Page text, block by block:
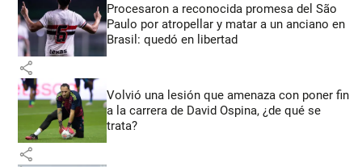
Procesaron a reconocida promesa del São
Paulo por atropellar y matar a un anciano en
Brasil: quedó en libertad
share
Volvió una lesión que amenaza con poner fin
a la carrera de David Ospina, ¿de qué se
trata?
share